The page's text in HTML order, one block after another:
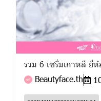
รวม 6 เซรั่มเกาหลี ยี่
Beautyface.th